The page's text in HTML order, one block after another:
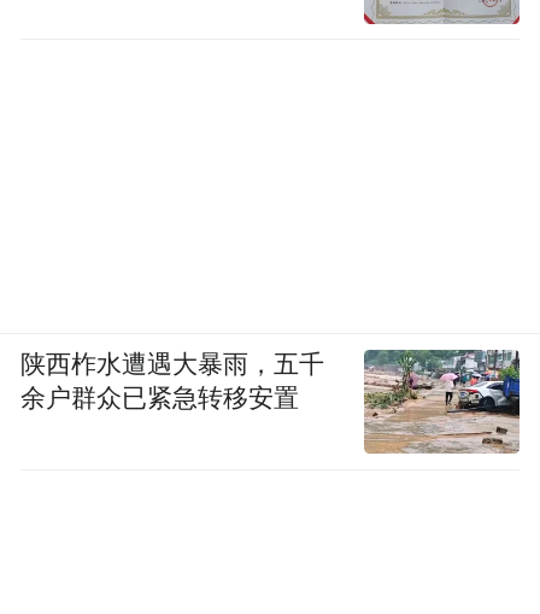
陕西柞水遭遇大暴雨，五千
余户群众已紧急转移安置